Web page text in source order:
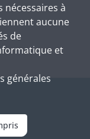
nécessaires à
aucune
de
et
générales